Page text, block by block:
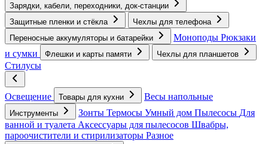
Зарядки, кабели, переходники, док-станции
Защитные пленки и стёкла
Чехлы для телефона
Переносные аккумуляторы и батарейки
Моноподы Рюкзаки
и сумки
Флешки и карты памяти Чехлы для планшетов
Стилусы
Освещение Товары для кухни Весы напольные
Инструменты Зонты Термосы Умный дом Пылесосы Для
ванной и туалета Аксессуары для пылесосов Швабры,
пароочистители и стирилизаторы Разное